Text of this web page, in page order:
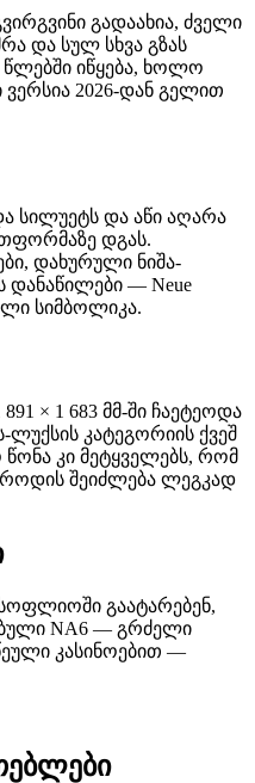
გადაახია, ძველი
და სულ სხვა გზას
წლებში იწყება, ხოლო
2026-დან გელით
სილუეტს და აწი აღარა
დგას.
დახურული ნიშა-
დანაწილები — Neue
სიმბოლიკა.
× 1 683 მმ-ში ჩაეტეოდა
კატეგორიის ქვეშ
წონა კი მეტყველებს, რომ
როდის შეიძლება ლეგკად
გაატარებენ,
NA6 — გრძელი
კასინოებით —